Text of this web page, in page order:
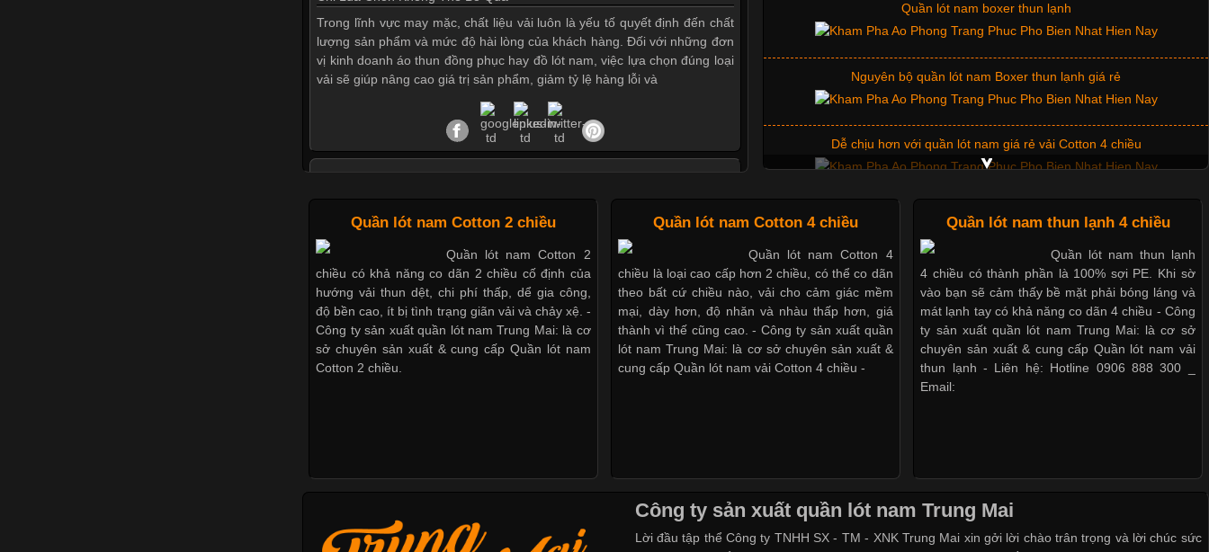
Trong lĩnh vực may mặc, chất liệu vải luôn là yếu tố quyết định đến chất
lượng sản phẩm và mức độ hài lòng của khách hàng. Đối với những đơn
vị kinh doanh áo thun đồng phục hay đồ lót nam, việc lựa chọn đúng loại
vải sẽ giúp nâng cao giá trị sản phẩm, giảm tỷ lệ hàng lỗi và
Cập nhật 2026-06-01 16:20:50
Áo thun là một trong những trang
phục phổ biến nhất hiện nay nhờ tính tiện dụng, dễ phối đồ và phù hợp
với nhiều đối tượng. Bên cạnh chất liệu và kiểu dáng, phần cổ áo cũng là
yếu tố quan trọng tạo nên phong cách riêng cho từng sản phẩm. Mỗi loại
cổ áo sẽ mang đến một vẻ đẹp khác
Cập nhật 2026-06-01 14:23:34
Trong môi trường kinh doanh hiện đại, việc xây dựng hình ảnh chuyên
nghiệp đóng vai trò quan trọng đối với sự phát triển của doanh nghiệp.
Quần lót nam boxer thun lạnh
Nguyên bộ quần lót nam Boxer thun lạnh giá rẻ
Dễ chịu hơn với quần lót nam giá rẻ vải Cotton 4 chiều
Quần lót nam Cotton 2 chiều
Quần lót nam Cotton 2
chiều có khả năng co dãn 2 chiều cố định của
hướng vải thun dệt, chi phí thấp, dể gia công,
độ bền cao, ít bị tình trạng giãn vải và chảy xệ. -
Công ty sản xuất quần lót nam Trung Mai: là cơ
sở chuyên sản xuất & cung cấp Quần lót nam
Cotton 2 chiều.
Quần lót nam Cotton 4 chiều
Quần lót nam Cotton 4
chiều là loại cao cấp hơn 2 chiều, có thể co dãn
theo bất cứ chiều nào, vải cho cảm giác mềm
mại, dày hơn, độ nhăn và nhàu thấp hơn, giá
thành vì thế cũng cao. - Công ty sản xuất quần
lót nam Trung Mai: là cơ sở chuyên sản xuất &
cung cấp Quần lót nam vải Cotton 4 chiều -
Quần lót nam thun lạnh 4 chiều
Quần lót nam thun lạnh
4 chiều có thành phần là 100% sợi PE. Khi sờ
vào bạn sẽ cảm thấy bề mặt phải bóng láng và
mát lạnh tay có khả năng co dãn 4 chiều - Công
ty sản xuất quần lót nam Trung Mai: là cơ sở
chuyên sản xuất & cung cấp Quần lót nam vải
thun lạnh - Liên hệ: Hotline 0906 888 300 _
Email:
Công ty sản xuất quần lót nam Trung Mai
Lời đầu tập thể Công ty TNHH SX - TM - XNK Trung Mai xin gởi lời chào trân trọng và lời chúc sức